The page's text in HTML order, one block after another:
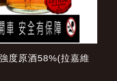
度原酒58%(拉嘉維